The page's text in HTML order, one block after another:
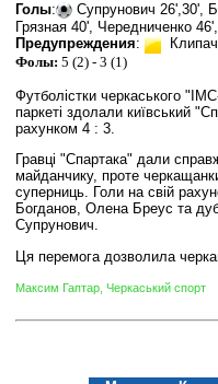
Голы: Супрунович 26',30',
Грязная 40', Чередниченко 46
Предупреждения:
Фолы: 5 (2) - 3 (1)
Футболістки черкаського
паркеті здолали київський
рахунком 4 : 3.
Гравці "Спартака" дали
майданчику, проте
суперниць. Голи на свій
Богданов, Олена Бреус та
Супрунович.
Ця перемога дозволила
Максим Гаптар , Черкаський спорт